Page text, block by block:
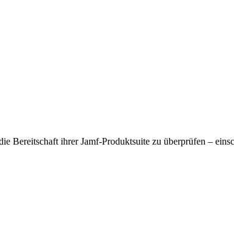
Bereitschaft ihrer Jamf-Produktsuite zu überprüfen –